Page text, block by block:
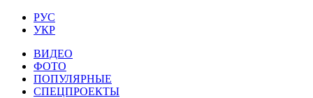
РУС
УКР
ВИДЕО
ФОТО
ПОПУЛЯРНЫЕ
СПЕЦПРОЕКТЫ